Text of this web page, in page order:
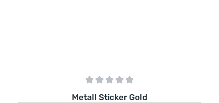
Durchschnittliche Bewertung von 0 von 5 Sternen
Metall Sticker Gold